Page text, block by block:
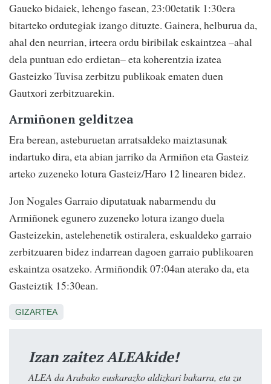
Gaueko bidaiek, lehengo fasean, 23:00etatik 1:30era
bitarteko ordutegiak izango dituzte. Gainera, helburua da,
ahal den neurrian, irteera ordu biribilak eskaintzea –ahal
dela puntuan edo erdietan– eta koherentzia izatea
Gasteizko Tuvisa zerbitzu publikoak ematen duen
Gautxori zerbitzuarekin.
Armiñonen gelditzea
Era berean, asteburuetan arratsaldeko maiztasunak
indartuko dira, eta abian jarriko da Armiñon eta Gasteiz
arteko zuzeneko lotura Gasteiz/Haro 12 linearen bidez.
Jon Nogales Garraio diputatuak nabarmendu du
Armiñonek egunero zuzeneko lotura izango duela
Gasteizekin, astelehenetik ostiralera, eskualdeko garraio
zerbitzuaren bidez indarrean dagoen garraio publikoaren
eskaintza osatzeko. Armiñondik 07:04an aterako da, eta
Gasteiztik 15:30ean.
GIZARTEA
Izan zaitez ALEAkide!
ALEA da Arabako euskarazko aldizkari bakarra, eta zu